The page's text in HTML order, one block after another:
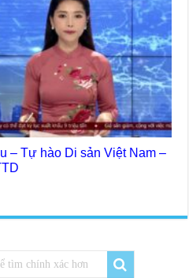
– Tự hào Di sản Việt Nam –